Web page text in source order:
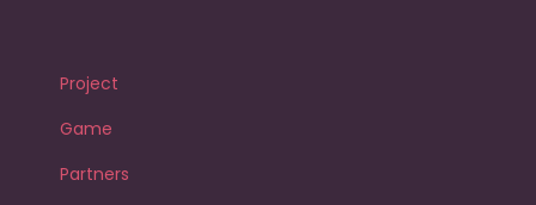
Project
Game
Partners